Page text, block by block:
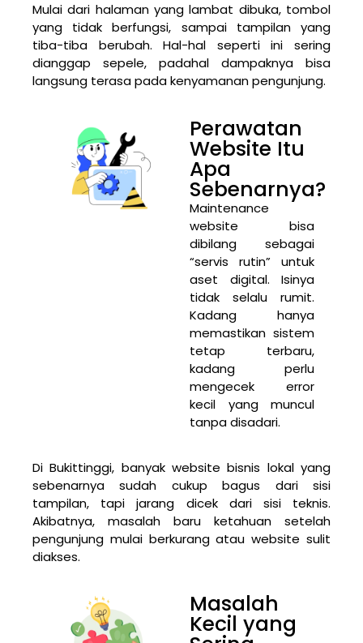
Mulai dari halaman yang lambat dibuka, tombol
yang tidak berfungsi, sampai tampilan yang
tiba-tiba berubah. Hal-hal seperti ini sering
dianggap sepele, padahal dampaknya bisa
langsung terasa pada kenyamanan pengunjung.
Perawatan
Website Itu
Apa
Sebenarnya?
Maintenance
website bisa
dibilang sebagai
“servis rutin” untuk
aset digital. Isinya
tidak selalu rumit.
Kadang hanya
memastikan sistem
tetap terbaru,
kadang perlu
mengecek error
kecil yang muncul
tanpa disadari.
Di Bukittinggi, banyak website bisnis lokal yang
sebenarnya sudah cukup bagus dari sisi
tampilan, tapi jarang dicek dari sisi teknis.
Akibatnya, masalah baru ketahuan setelah
pengunjung mulai berkurang atau website sulit
diakses.
Masalah
Kecil yang